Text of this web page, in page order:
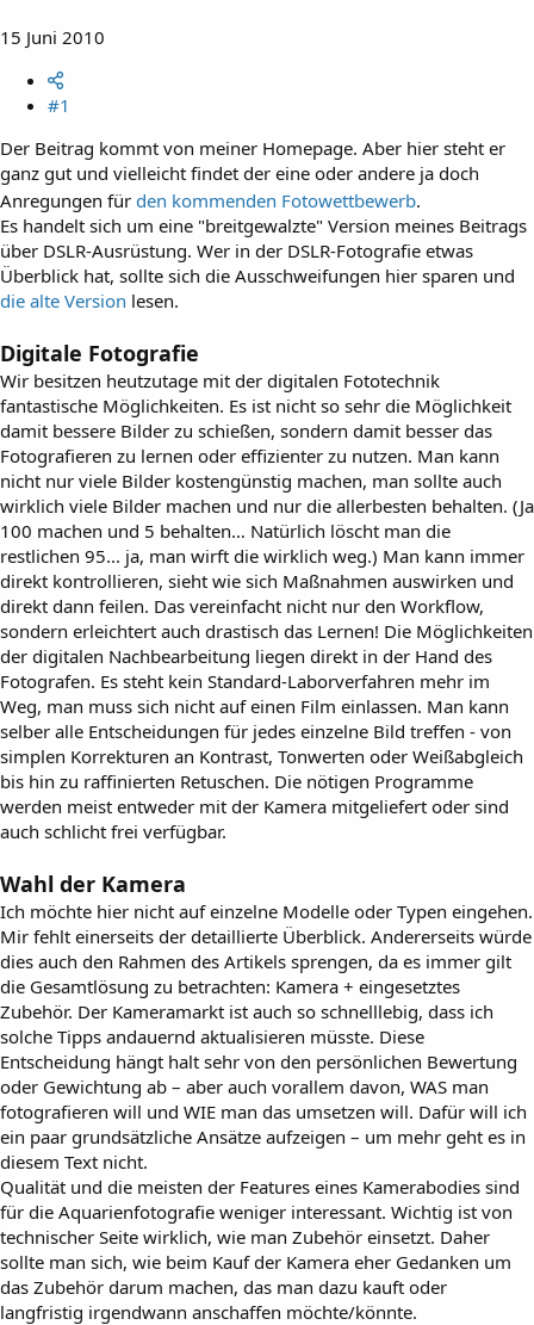
15 Juni 2010
#1
Der Beitrag kommt von meiner Homepage. Aber hier steht er
ganz gut und vielleicht findet der eine oder andere ja doch
Anregungen für den kommenden Fotowettbewerb.
Es handelt sich um eine "breitgewalzte" Version meines Beitrags
über DSLR-Ausrüstung. Wer in der DSLR-Fotografie etwas
Überblick hat, sollte sich die Ausschweifungen hier sparen und
die alte Version lesen.
Digitale Fotografie
Wir besitzen heutzutage mit der digitalen Fototechnik
fantastische Möglichkeiten. Es ist nicht so sehr die Möglichkeit
damit bessere Bilder zu schießen, sondern damit besser das
Fotografieren zu lernen oder effizienter zu nutzen. Man kann
nicht nur viele Bilder kostengünstig machen, man sollte auch
wirklich viele Bilder machen und nur die allerbesten behalten. (Ja
100 machen und 5 behalten… Natürlich löscht man die
restlichen 95... ja, man wirft die wirklich weg.) Man kann immer
direkt kontrollieren, sieht wie sich Maßnahmen auswirken und
direkt dann feilen. Das vereinfacht nicht nur den Workflow,
sondern erleichtert auch drastisch das Lernen! Die Möglichkeiten
der digitalen Nachbearbeitung liegen direkt in der Hand des
Fotografen. Es steht kein Standard-Laborverfahren mehr im
Weg, man muss sich nicht auf einen Film einlassen. Man kann
selber alle Entscheidungen für jedes einzelne Bild treffen - von
simplen Korrekturen an Kontrast, Tonwerten oder Weißabgleich
bis hin zu raffinierten Retuschen. Die nötigen Programme
werden meist entweder mit der Kamera mitgeliefert oder sind
auch schlicht frei verfügbar.
Wahl der Kamera
Ich möchte hier nicht auf einzelne Modelle oder Typen eingehen.
Mir fehlt einerseits der detaillierte Überblick. Andererseits würde
dies auch den Rahmen des Artikels sprengen, da es immer gilt
die Gesamtlösung zu betrachten: Kamera + eingesetztes
Zubehör. Der Kameramarkt ist auch so schnelllebig, dass ich
solche Tipps andauernd aktualisieren müsste. Diese
Entscheidung hängt halt sehr von den persönlichen Bewertung
oder Gewichtung ab – aber auch vorallem davon, WAS man
fotografieren will und WIE man das umsetzen will. Dafür will ich
ein paar grundsätzliche Ansätze aufzeigen – um mehr geht es in
diesem Text nicht.
Qualität und die meisten der Features eines Kamerabodies sind
für die Aquarienfotografie weniger interessant. Wichtig ist von
technischer Seite wirklich, wie man Zubehör einsetzt. Daher
sollte man sich, wie beim Kauf der Kamera eher Gedanken um
das Zubehör darum machen, das man dazu kauft oder
langfristig irgendwann anschaffen möchte/könnte.